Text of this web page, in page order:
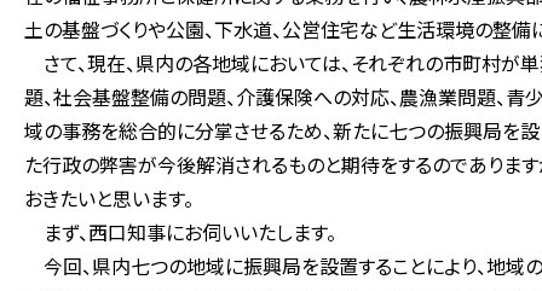
土の基盤づくりや公園、下水道、公営住宅など生活環境の整備
さて、現在、県内の各地域においては、それぞれの市町村
題、社会基盤整備の問題、介護保険への対応、農漁業問題、青
域の事務を総合的に分掌させるため、新たに七つの振興局を
た行政の弊害が今後解消されるものと期待をするのでありま
おきたいと思います。
まず、西口知事にお伺いいたします。
今回、県内七つの地域に振興局を設置することにより、地域